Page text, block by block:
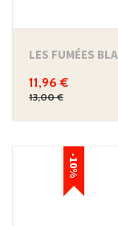
LES FUMÉES
11,96 €
13,00 €
-10%